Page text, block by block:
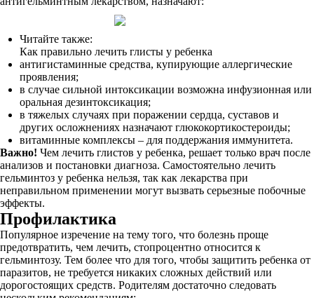
Читайте также:
Как правильно лечить глисты у ребенка
антигистаминные средства, купирующие аллергические
проявления;
в случае сильной интоксикации возможна инфузионная или
оральная дезинтоксикация;
в тяжелых случаях при поражении сердца, суставов и
других осложнениях назначают глюкокортикостероиды;
витаминные комплексы – для поддержания иммунитета.
Важно! Чем лечить глистов у ребенка, решает только врач после
анализов и постановки диагноза. Самостоятельно лечить
гельминтоз у ребенка нельзя, так как лекарства при
неправильном применении могут вызвать серьезные побочные
эффекты.
Профилактика
Популярное изречение на тему того, что болезнь проще
предотвратить, чем лечить, стопроцентно относится к
гельминтозу. Тем более что для того, чтобы защитить ребенка от
паразитов, не требуется никаких сложных действий или
дорогостоящих средств. Родителям достаточно следовать